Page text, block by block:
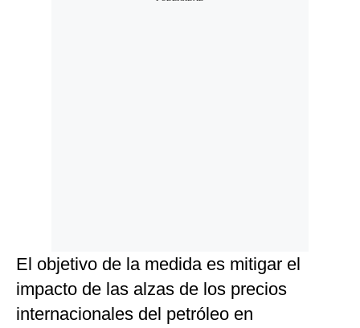
El objetivo de la medida es mitigar el
impacto de las alzas de los precios
internacionales del petróleo en